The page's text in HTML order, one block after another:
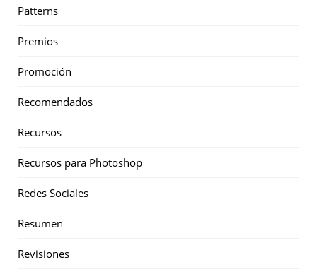
Patterns
Premios
Promoción
Recomendados
Recursos
Recursos para Photoshop
Redes Sociales
Resumen
Revisiones